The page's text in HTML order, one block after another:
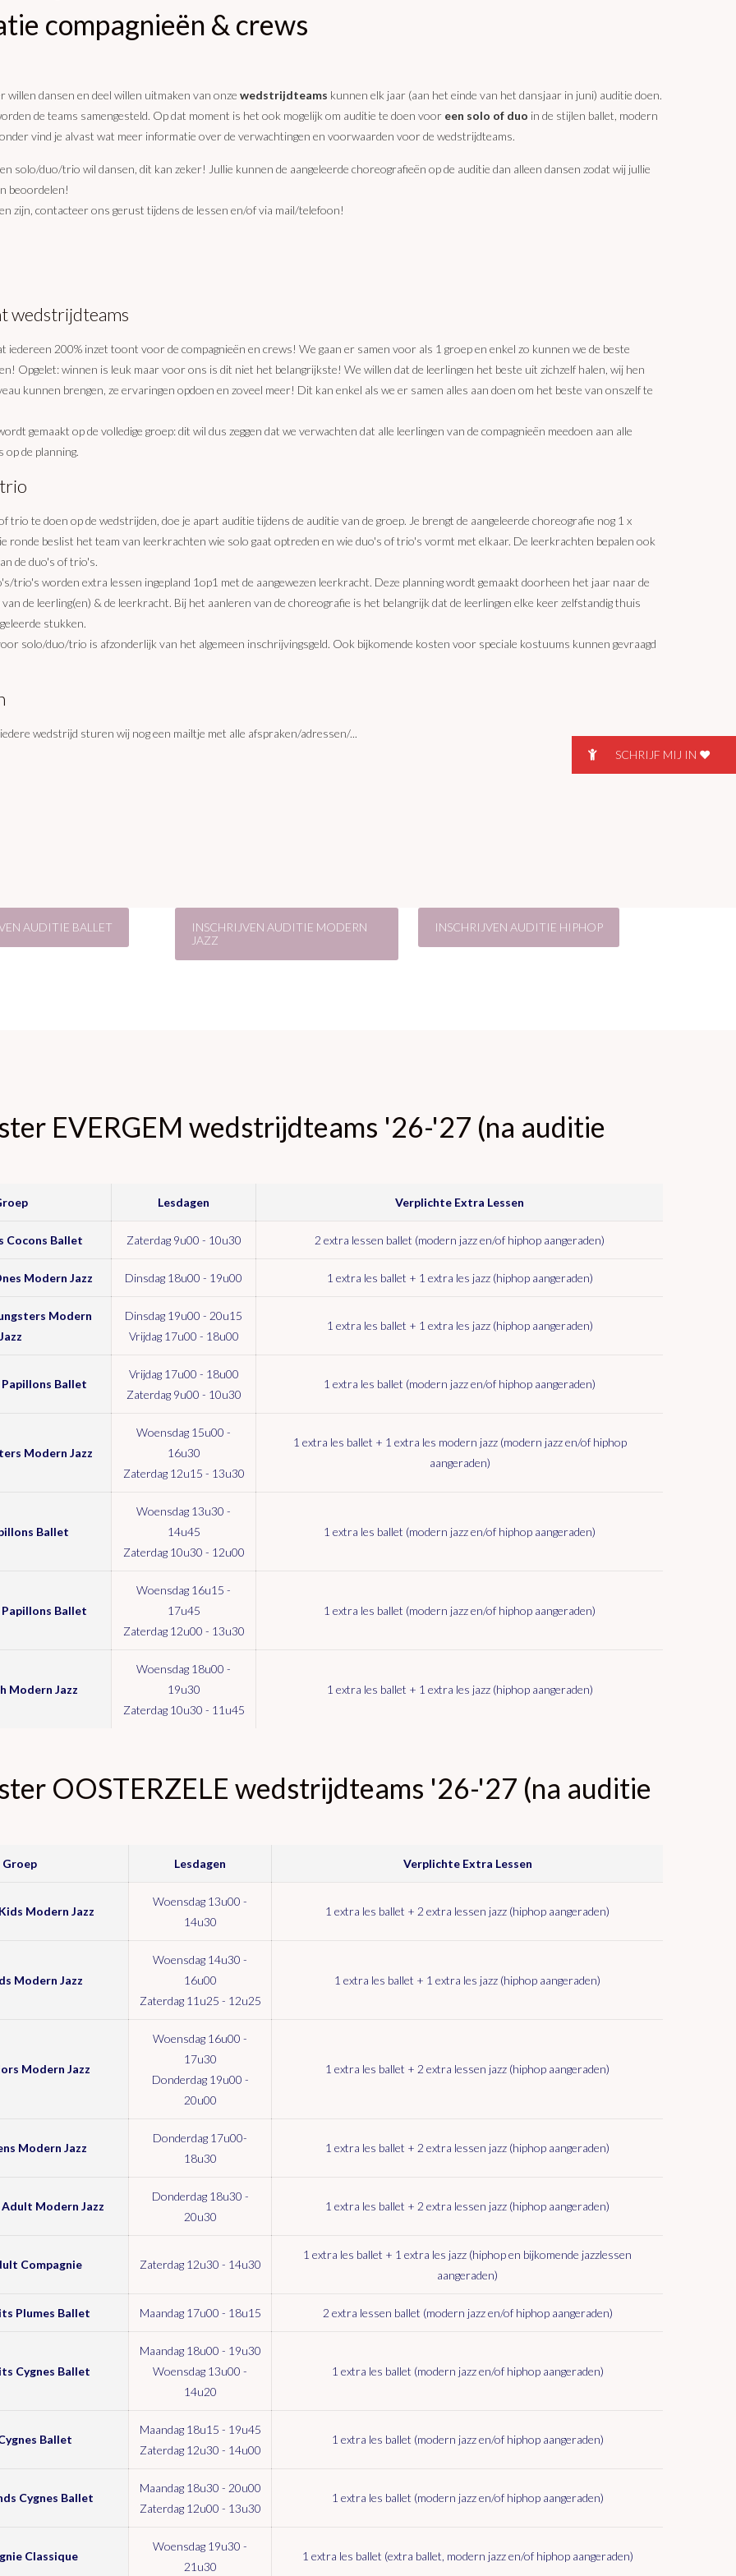
compagnieën & crews
willen dansen en deel willen uitmaken van onze wedstrijdteams kunnen elk jaar (aan het einde van het dansjaar in juni) auditie doen.
de teams samengesteld. Op dat moment is het ook mogelijk om auditie te doen voor een solo of duo in de stijlen ballet, modern
vind je alvast wat meer informatie over de verwachtingen en voorwaarden voor de wedstrijdteams.
solo/duo/trio wil dansen, dit kan zeker! Jullie kunnen de aangeleerde choreografieën op de auditie dan alleen dansen zodat wij jullie
beoordelen!
zijn, contacteer ons gerust tijdens de lessen en/of via mail/telefoon!
wedstrijdteams
iedereen 200% inzet toont voor de compagnieën en crews! We gaan er samen voor als 1 groep en enkel zo kunnen we de beste
Opgelet: winnen is leuk maar voor ons is dit niet het belangrijkste! We willen dat de leerlingen het beste uit zichzelf halen, wij hen
kunnen brengen, ze ervaringen opdoen en zoveel meer! Dit kan enkel als we er samen alles aan doen om het beste van onszelf te
gemaakt op de volledige groep: dit wil dus zeggen dat we verwachten dat alle leerlingen van de compagnieën meedoen aan alle
de planning.
trio te doen op de wedstrijden, doe je apart auditie tijdens de auditie van de groep. Je brengt de aangeleerde choreografie nog 1 x
ronde beslist het team van leerkrachten wie solo gaat optreden en wie duo's of trio's vormt met elkaar. De leerkrachten bepalen ook
de duo's of trio's.
trio's worden extra lessen ingepland 1op1 met de aangewezen leerkracht. Deze planning wordt gemaakt doorheen het jaar naar de
de leerling(en) & de leerkracht. Bij het aanleren van de choreografie is het belangrijk dat de leerlingen elke keer zelfstandig thuis
stukken.
solo/duo/trio is afzonderlijk van het algemeen inschrijvingsgeld. Ook bijkomende kosten voor speciale kostuums kunnen gevraagd
wedstrijd sturen wij nog een mailtje met alle afspraken/adressen/...
AUDITIE BALLET
INSCHRIJVEN AUDITIE MODERN
JAZZ
INSCHRIJVEN AUDITIE HIPHOP
EVERGEM wedstrijdteams '26-'27 (na auditie
Lesdagen Verplichte Extra Lessen
Cocons Ballet Zaterdag 9u00 - 10u30 2 extra lessen ballet (modern jazz en/of hiphop aangeraden)
Modern Jazz Dinsdag 18u00 - 19u00 1 extra les ballet + 1 extra les jazz (hiphop aangeraden)
Modern
Jazz
Dinsdag 19u00 - 20u15
Vrijdag 17u00 - 18u00
1 extra les ballet + 1 extra les jazz (hiphop aangeraden)
Ballet
Vrijdag 17u00 - 18u00
Zaterdag 9u00 - 10u30
1 extra les ballet (modern jazz en/of hiphop aangeraden)
Modern Jazz
Woensdag 15u00 -
16u30
Zaterdag 12u15 - 13u30
1 extra les ballet + 1 extra les modern jazz (modern jazz en/of hiphop
aangeraden)
Ballet
Woensdag 13u30 -
14u45
Zaterdag 10u30 - 12u00
1 extra les ballet (modern jazz en/of hiphop aangeraden)
Ballet
Woensdag 16u15 -
17u45
Zaterdag 12u00 - 13u30
1 extra les ballet (modern jazz en/of hiphop aangeraden)
Modern Jazz
Woensdag 18u00 -
19u30
Zaterdag 10u30 - 11u45
1 extra les ballet + 1 extra les jazz (hiphop aangeraden)
OOSTERZELE wedstrijdteams '26-'27 (na auditie
Groep Lesdagen Verplichte Extra Lessen
Modern Jazz
Woensdag 13u00 -
14u30
1 extra les ballet + 2 extra lessen jazz (hiphop aangeraden)
Modern Jazz
Woensdag 14u30 -
16u00
Zaterdag 11u25 - 12u25
1 extra les ballet + 1 extra les jazz (hiphop aangeraden)
Modern Jazz
Woensdag 16u00 -
17u30
Donderdag 19u00 -
20u00
1 extra les ballet + 2 extra lessen jazz (hiphop aangeraden)
Modern Jazz
Donderdag 17u00-
18u30
1 extra les ballet + 2 extra lessen jazz (hiphop aangeraden)
Modern Jazz
Donderdag 18u30 -
20u30
1 extra les ballet + 2 extra lessen jazz (hiphop aangeraden)
Compagnie Zaterdag 12u30 - 14u30
1 extra les ballet + 1 extra les jazz (hiphop en bijkomende jazzlessen
aangeraden)
Plumes Ballet Maandag 17u00 - 18u15 2 extra lessen ballet (modern jazz en/of hiphop aangeraden)
Cygnes Ballet
Maandag 18u00 - 19u30
Woensdag 13u00 -
14u20
1 extra les ballet (modern jazz en/of hiphop aangeraden)
Ballet
Maandag 18u15 - 19u45
Zaterdag 12u30 - 14u00
1 extra les ballet (modern jazz en/of hiphop aangeraden)
Cygnes Ballet
Maandag 18u30 - 20u00
Zaterdag 12u00 - 13u30
1 extra les ballet (modern jazz en/of hiphop aangeraden)
Classique
Woensdag 19u30 -
21u30
1 extra les ballet (extra ballet, modern jazz en/of hiphop aangeraden)
SCHRIJF MIJ IN ❤